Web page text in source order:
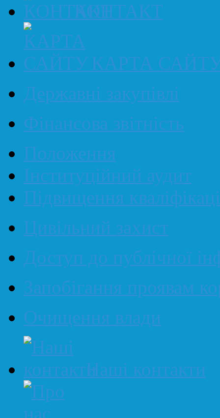
КОНТАКТ
КАРТА
Державні закупівлі
Фінансова звітність
Положення
Інституційний аудит
Підвищення
Цивільний захист
Доступ до публічної
Запобігання проявам
Очищення влади
Наші контакти